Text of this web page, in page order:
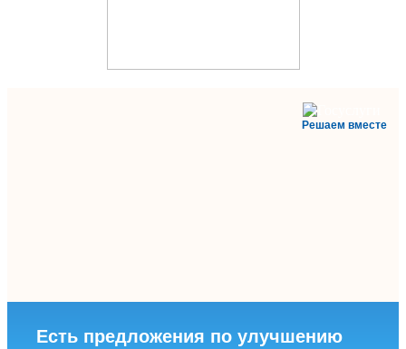
Решаем вместе
Есть предложения по улучшению